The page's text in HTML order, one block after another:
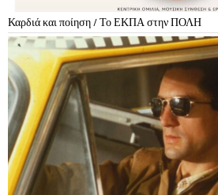
Καρδιά και ποίηση / Το ΕΚΠΑ στην ΠΟΛΗ